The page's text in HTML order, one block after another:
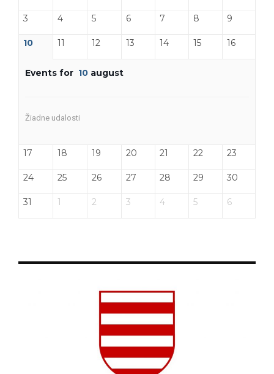
3 4 5 6 7 8 9
10 11 12 13 14 15 16
Events for 10 august
Žiadne udalosti
17 18 19 20 21 22 23
24 25 26 27 28 29 30
31 1 2 3 4 5 6